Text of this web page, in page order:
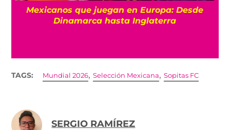
¿De plano? Argentina hace Día Nacional por
su triunfo contra Inglaterra en el Mundial
TAGS: Mundial 2026,Selección Mexicana,Sopitas FC
SERGIO RAMÍREZ